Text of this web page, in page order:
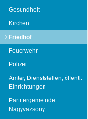
Gesundheit
Kirchen
Friedhof
Feuerwehr
Polizei
Ämter, Dienststellen, öffentl.
Einrichtungen
Partnergemeinde
Nagyvazsony